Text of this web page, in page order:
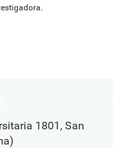
1801, San